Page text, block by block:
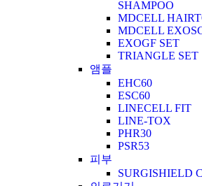
SHAMPOO
MDCELL
MDCELL
EXOGF SET
TRIANGLE SET
앰플
EHC60
ESC60
LINECELL FIT
LINE-TOX
PHR30
PSR53
피부
SURGISHIELD